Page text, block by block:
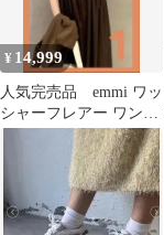
¥ 14,999
人気完売品 emmi ワッ
シャーフレアー ワンピ
ース ブラウン